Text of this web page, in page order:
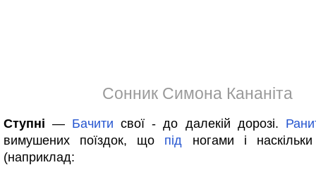
Сонник Симона Кананіта
Ступні — Бачити свої - до далекій дорозі.
вимушених поїздок, що під ногами і
(наприклад: